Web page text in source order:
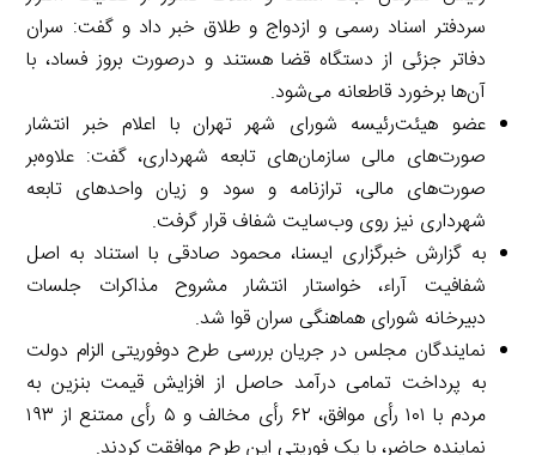
سردفتر اسناد رسمی و ازدواج و طلاق خبر داد و گفت: سران
دفاتر جزئی از دستگاه قضا هستند و درصورت بروز فساد، با
آن‌ها برخورد قاطعانه می‌شود.
عضو هیئت‌رئیسه شورای شهر تهران با اعلام خبر انتشار
صورت‌های مالی سازمان‌های تابعه شهرداری، گفت: علاوه‌بر
صورت‌های مالی، ترازنامه و سود و زیان واحدهای تابعه
شهرداری نیز روی وب‌سایت شفاف قرار گرفت.
به گزارش خبرگزاری ایسنا، محمود صادقی با استناد به اصل
شفافیت آراء، خواستار انتشار مشروح مذاکرات جلسات
دبیرخانه شورای هماهنگی سران قوا شد.
نمایندگان مجلس در جریان بررسی طرح دوفوریتی الزام دولت
به پرداخت تمامی درآمد حاصل از افزایش قیمت بنزین به
مردم با ۱۰۱ رأی موافق، ۶۲ رأی مخالف و ۵ رأی ممتنع از ۱۹۳